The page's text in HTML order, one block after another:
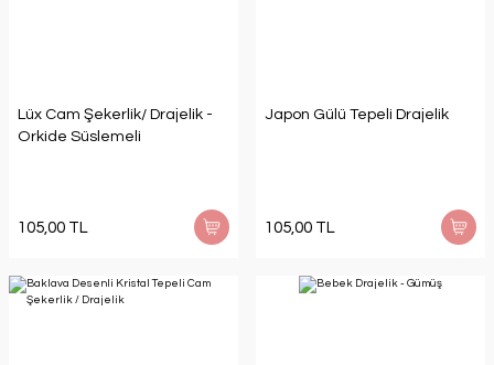
Lüx Cam Şekerlik/ Drajelik -
Orkide Süslemeli
105,00 TL
Japon Gülü Tepeli Drajelik
105,00 TL